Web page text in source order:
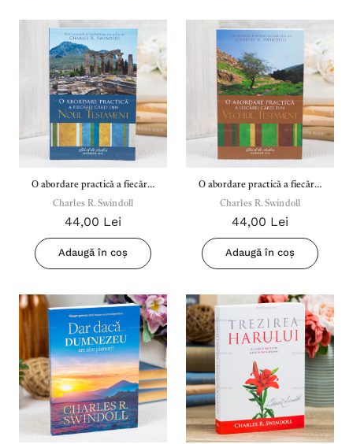
Inima Omului
7,00 Lei
Detalii
O abordare practică a fiecărei
cărți din Noul Testament -
Charles R. Swindoll
Charles R. Swindoll
44,00 Lei
Adaugă în coș
O abordare practică a fiecărei
cărţi din Vechiul Testament -
Charles R. Swindoll
Charles R. Swindoll
44,00 Lei
Adaugă în coș